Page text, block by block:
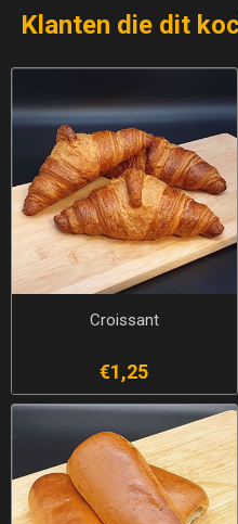
Klanten die dit
Croissant
€1,25